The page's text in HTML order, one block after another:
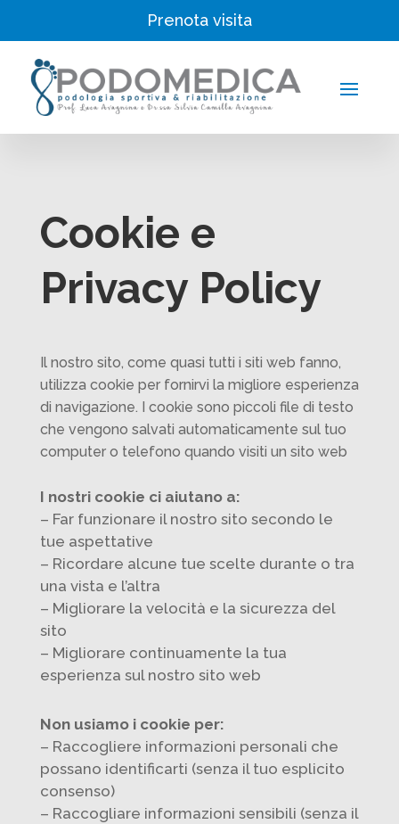
Prenota visita
Cookie e
Privacy Policy
Il nostro sito, come quasi tutti i siti web fanno,
utilizza cookie per fornirvi la migliore esperienza
di navigazione. I cookie sono piccoli file di testo
che vengono salvati automaticamente sul tuo
computer o telefono quando visiti un sito web
I nostri cookie ci aiutano a:
– Far funzionare il nostro sito secondo le
tue aspettative
– Ricordare alcune tue scelte durante o tra
una vista e l’altra
– Migliorare la velocità e la sicurezza del
sito
– Migliorare continuamente la tua
esperienza sul nostro sito web
Non usiamo i cookie per:
– Raccogliere informazioni personali che
possano identificarti (senza il tuo esplicito
consenso)
– Raccogliare informazioni sensibili (senza il